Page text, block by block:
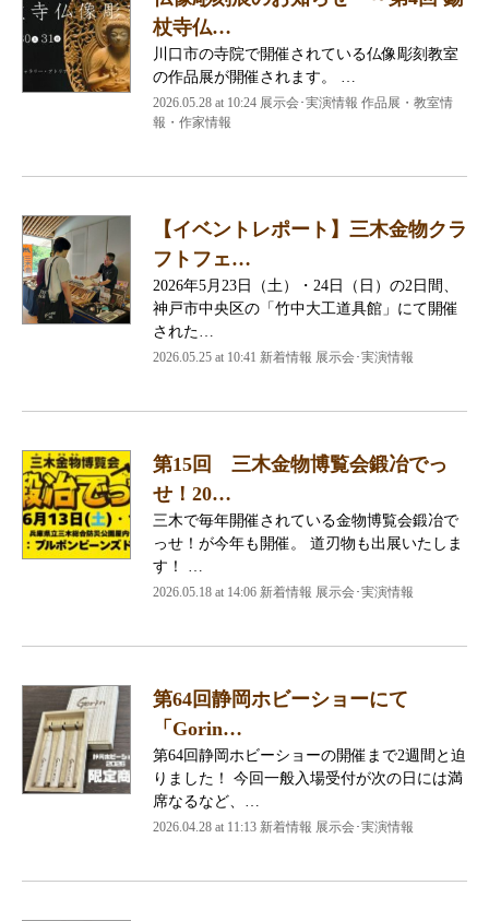
杖寺仏…
川口市の寺院で開催されている仏像彫刻教室
の作品展が開催されます。 …
2026.05.28 at 10:24 展示会･実演情報 作品展・教室情
報・作家情報
【イベントレポート】三木金物クラ
フトフェ…
2026年5月23日（土）・24日（日）の2日間、
神戸市中央区の「竹中大工道具館」にて開催
された…
2026.05.25 at 10:41 新着情報 展示会･実演情報
第15回 三木金物博覧会鍛冶でっ
せ！20…
三木で毎年開催されている金物博覧会鍛冶で
っせ！が今年も開催。 道刃物も出展いたしま
す！ …
2026.05.18 at 14:06 新着情報 展示会･実演情報
第64回静岡ホビーショーにて
「Gorin…
第64回静岡ホビーショーの開催まで2週間と迫
りました！ 今回一般入場受付が次の日には満
席なるなど、…
2026.04.28 at 11:13 新着情報 展示会･実演情報